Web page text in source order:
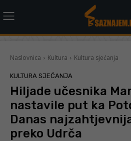
Naslovnica Kultura Kultura sjećanja
KULTURA SJEĆANJA
Hiljade učesnika
nastavile put ka
Danas
preko Udrča